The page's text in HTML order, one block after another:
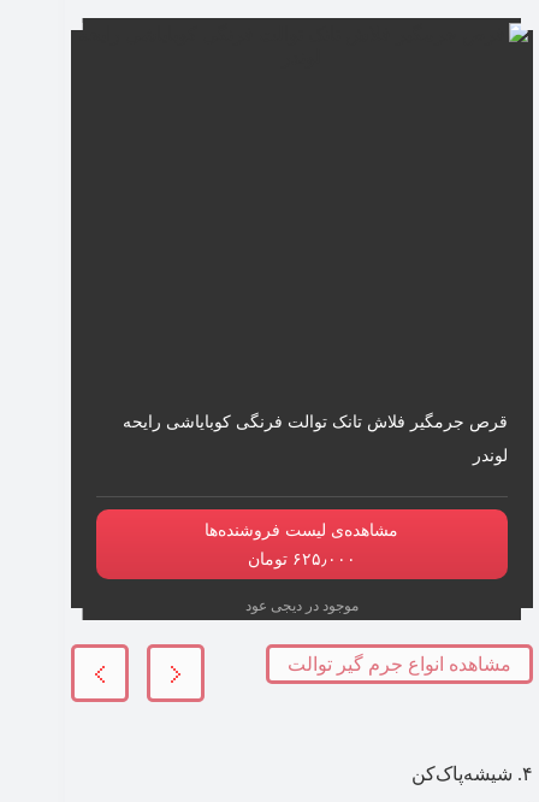
قرص جرمگیر فلاش تانک توالت فرنگی کوبایاشی رایحه
لوندر
مشاهده‌ی لیست فروشنده‌ها
۶۲۵٫۰۰۰ تومان
موجود در دیجی عود
مشاهده انواع جرم گیر توالت
۴. شیشه‌پاک‌کن